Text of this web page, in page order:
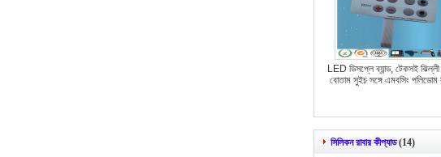
LED ডিসপ্লে ব্যান্ড, টেকসই ঝিল্লী
বোতাম সুইচ সঙ্গে এমবসিং
সিলিকন রাবার কীপ্যাড (14)